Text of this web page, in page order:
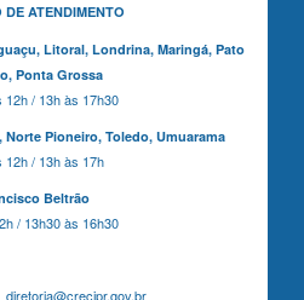
DE ATENDIMENTO
Litoral, Londrina, Maringá, Pato
Ponta Grossa
12h / 13h às 17h30
Norte Pioneiro, Toledo, Umuarama
12h / 13h às 17h
Beltrão
/ 13h30 às 16h30